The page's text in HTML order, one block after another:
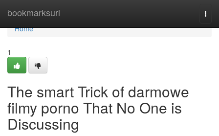
bookmarksurl
Home
Home
1
The smart Trick of darmowe
filmy porno That No One is
Discussing